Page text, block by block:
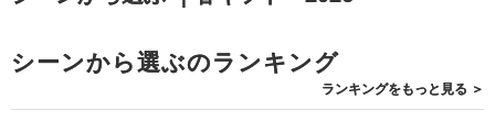
シーンから選ぶのランキング
ランキングをもっと見る ＞